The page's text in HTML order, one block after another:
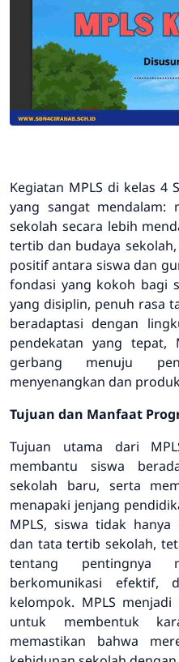
Kegiatan MPLS di kelas 4
yang sangat mendalam:
sekolah secara lebih
tertib dan budaya
positif antara siswa dan
fondasi yang kokoh bagi
yang disiplin, penuh rasa
beradaptasi dengan
pendekatan yang tepat,
gerbang menuju
menyenangkan dan
Tujuan dan Manfaat
Tujuan utama dari
membantu siswa
sekolah baru, serta
menapaki jenjang
MPLS, siswa tidak
dan tata tertib sekolah,
tentang pentingnya
berkomunikasi efektif,
kelompok. MPLS
untuk membentuk
memastikan bahwa